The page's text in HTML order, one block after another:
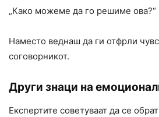
„Како можеме да го решиме ова?“
Наместо веднаш да ги отфрли
соговорникот.
Други знаци на
Експертите советуваат да се